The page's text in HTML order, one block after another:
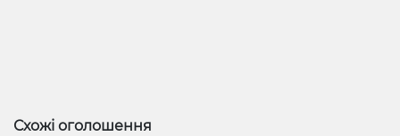
Схожі оголошення